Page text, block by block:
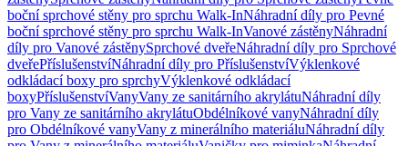
boční sprchové stěny pro sprchu Walk-InNáhradní díly pro Pevné
boční sprchové stěny pro sprchu Walk-InVanové zástěnyNáhradní
díly pro Vanové zástěnySprchové dveřeNáhradní díly pro Sprchové
dveřePříslušenstvíNáhradní díly pro PříslušenstvíVýklenkové
odkládací boxy pro sprchyVýklenkové odkládací
boxyPříslušenstvíVanyVany ze sanitárního akrylátuNáhradní díly
pro Vany ze sanitárního akrylátuObdélníkové vanyNáhradní díly
pro Obdélníkové vanyVany z minerálního materiáluNáhradní díly